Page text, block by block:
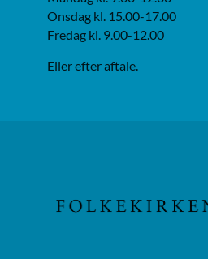
Onsdag kl. 15.00-17.00
Fredag kl. 9.00-12.00
Eller efter aftale.